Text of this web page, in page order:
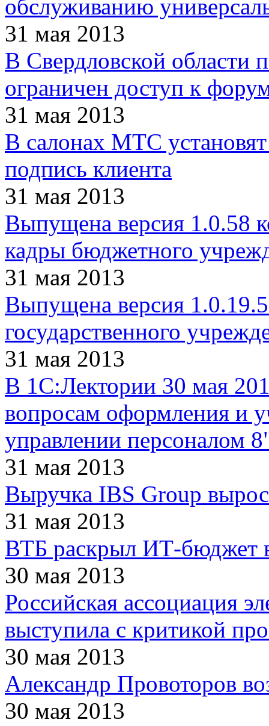
обслуживанию
31 мая 2013
В Свердловской области
ограничен доступ к
31 мая 2013
В салонах МТС
подпись клиента
31 мая 2013
Выпущена версия 1.0.58
кадры бюджетного
31 мая 2013
Выпущена версия
государственного
31 мая 2013
В 1С:Лектории 30 мая
вопросам оформления и
управлении персоналом
31 мая 2013
Выручка IBS Group
31 мая 2013
ВТБ раскрыл ИТ-бюджет
30 мая 2013
Российская ассоциация
выступила с критикой
30 мая 2013
Александр Провоторов
30 мая 2013